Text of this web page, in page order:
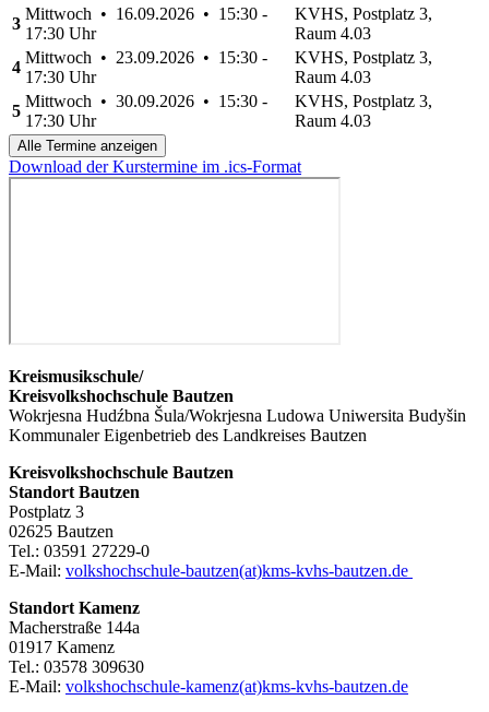
3
Mittwoch • 16.09.2026 • 15:30 -
17:30 Uhr
KVHS, Postplatz 3,
Raum 4.03
4
Mittwoch • 23.09.2026 • 15:30 -
17:30 Uhr
KVHS, Postplatz 3,
Raum 4.03
5
Mittwoch • 30.09.2026 • 15:30 -
17:30 Uhr
KVHS, Postplatz 3,
Raum 4.03
Alle Termine anzeigen
Download der Kurstermine im .ics-Format
Kreismusikschule/
Kreisvolkshochschule Bautzen
Wokrjesna Hudźbna Šula/Wokrjesna Ludowa Uniwersita Budyšin
Kommunaler Eigenbetrieb des Landkreises Bautzen
Kreisvolkshochschule Bautzen
Standort Bautzen
Postplatz 3
02625 Bautzen
Tel.: 03591 27229-0
E-Mail: volkshochschule-bautzen(at)kms-kvhs-bautzen.de
Standort Kamenz
Macherstraße 144a
01917 Kamenz
Tel.: 03578 309630
E-Mail: volkshochschule-kamenz(at)kms-kvhs-bautzen.de